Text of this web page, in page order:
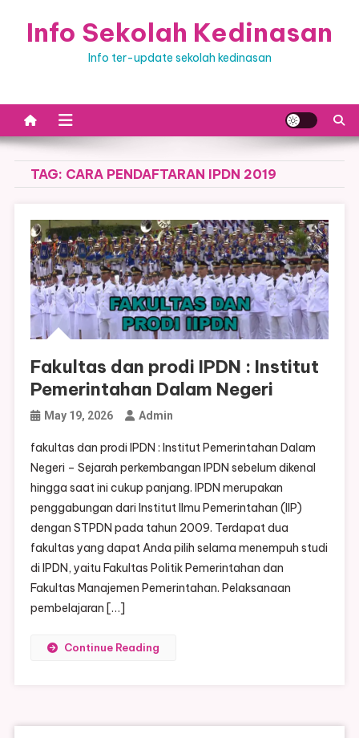
Info Sekolah Kedinasan
Info ter-update sekolah kedinasan
TAG: CARA PENDAFTARAN IPDN 2019
Fakultas dan prodi IPDN : Institut
Pemerintahan Dalam Negeri
May 19, 2026 Admin
fakultas dan prodi IPDN : Institut Pemerintahan Dalam
Negeri – Sejarah perkembangan IPDN sebelum dikenal
hingga saat ini cukup panjang. IPDN merupakan
penggabungan dari Institut Ilmu Pemerintahan (IIP)
dengan STPDN pada tahun 2009. Terdapat dua
fakultas yang dapat Anda pilih selama menempuh studi
di IPDN, yaitu Fakultas Politik Pemerintahan dan
Fakultas Manajemen Pemerintahan. Pelaksanaan
pembelajaran […]
Continue Reading